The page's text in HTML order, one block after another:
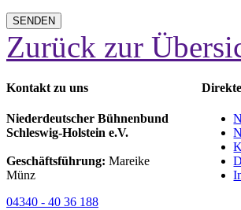
SENDEN
Zurück zur
Kontakt zu uns
Niederdeutscher Bühnenbund
Schleswig-Holstein e.V.
Geschäftsführung: Mareike
Münz
04340 - 40 36 188